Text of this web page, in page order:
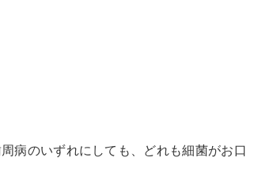
病のいずれにしても、どれも細菌がお口